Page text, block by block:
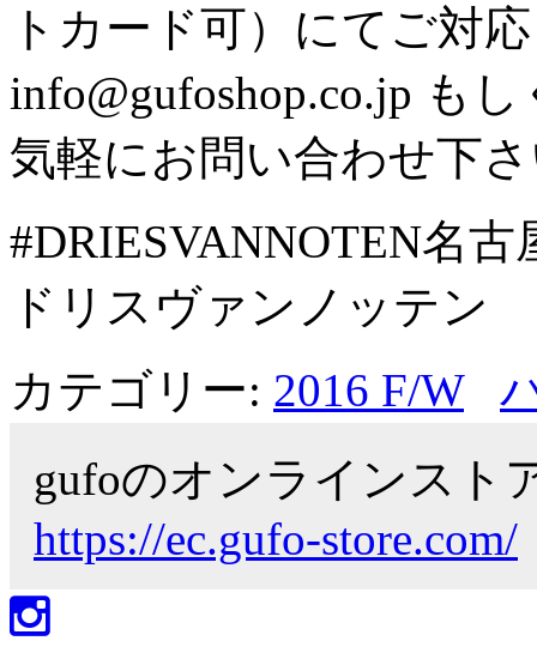
トカード可）にてご対
info@gufoshop.co.jp も
気軽にお問い合わせ下
#DRIESVANNOTEN名
ドリスヴァンノッテン
カテゴリー: 2016 F/W
gufoのオンラインスト
https://ec.gufo-store.com/